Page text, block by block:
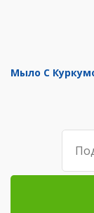
Мыло С